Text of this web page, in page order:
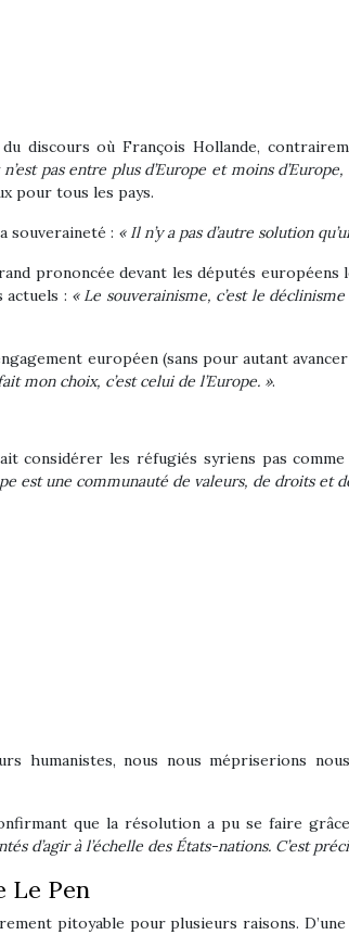
discours où François Hollande,
pas entre plus d’Europe et moins
pour tous les pays.
souveraineté : « Il n’y a pas d’autre solution
prononcée devant les députés européens
actuels : « Le souverainisme, c’est le déclinisme
européen (sans pour autant
mon choix, c’est celui de l’Europe. ».
considérer les réfugiés syriens pas
est une communauté de valeurs, de droits et
humanistes, nous nous mépriserions
que la résolution a pu se faire
d’agir à l’échelle des États-nations. C’est
Le Pen
pitoyable pour plusieurs raisons.